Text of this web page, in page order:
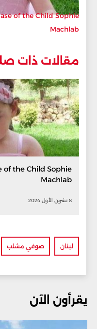
of the Child Sophie
Machlab
مقالات ذات
of the Child Sophie
Machlab
8 تشرين الأول 2024
لبنان صوفي مشلب
يقرأون الآن